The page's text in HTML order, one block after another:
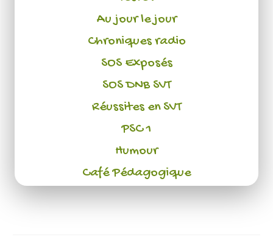
Au jour le jour
Chroniques radio
SOS Exposés
SOS DNB SVT
Réussites en SVT
PSC 1
Humour
Café Pédagogique